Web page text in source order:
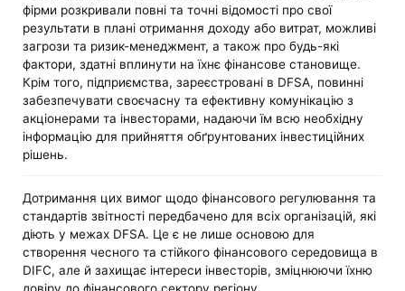
фірми розкривали повні та точні відомості про свої
результати в плані отримання доходу або витрат, можливі
загрози та ризик-менеджмент, а також про будь-які
фактори, здатні вплинути на їхнє фінансове становище.
Крім того, підприємства, зареєстровані в DFSA, повинні
забезпечувати своєчасну та ефективну комунікацію з
акціонерами та інвесторами, надаючи їм всю необхідну
інформацію для прийняття обґрунтованих інвестиційних
рішень.
Дотримання цих вимог щодо фінансового регулювання та
стандартів звітності передбачено для всіх організацій, які
діють у межах DFSA. Це є не лише основою для
створення чесного та стійкого фінансового середовища в
DIFC, але й захищає інтереси інвесторів, зміцнюючи їхню